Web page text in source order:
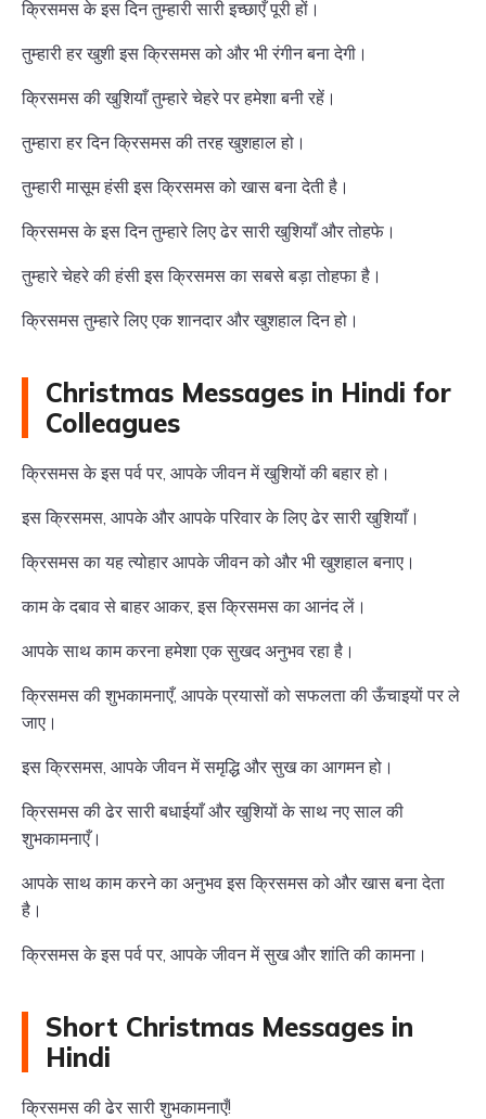
क्रिसमस के इस दिन तुम्हारी सारी इच्छाएँ पूरी हों।
तुम्हारी हर खुशी इस क्रिसमस को और भी रंगीन बना देगी।
क्रिसमस की खुशियाँ तुम्हारे चेहरे पर हमेशा बनी रहें।
तुम्हारा हर दिन क्रिसमस की तरह खुशहाल हो।
तुम्हारी मासूम हंसी इस क्रिसमस को खास बना देती है।
क्रिसमस के इस दिन तुम्हारे लिए ढेर सारी खुशियाँ और तोहफे।
तुम्हारे चेहरे की हंसी इस क्रिसमस का सबसे बड़ा तोहफा है।
क्रिसमस तुम्हारे लिए एक शानदार और खुशहाल दिन हो।
Christmas Messages in Hindi for
Colleagues
क्रिसमस के इस पर्व पर, आपके जीवन में खुशियों की बहार हो।
इस क्रिसमस, आपके और आपके परिवार के लिए ढेर सारी खुशियाँ।
क्रिसमस का यह त्योहार आपके जीवन को और भी खुशहाल बनाए।
काम के दबाव से बाहर आकर, इस क्रिसमस का आनंद लें।
आपके साथ काम करना हमेशा एक सुखद अनुभव रहा है।
क्रिसमस की शुभकामनाएँ, आपके प्रयासों को सफलता की ऊँचाइयों पर ले
जाए।
इस क्रिसमस, आपके जीवन में समृद्धि और सुख का आगमन हो।
क्रिसमस की ढेर सारी बधाईयाँ और खुशियों के साथ नए साल की
शुभकामनाएँ।
आपके साथ काम करने का अनुभव इस क्रिसमस को और खास बना देता
है।
क्रिसमस के इस पर्व पर, आपके जीवन में सुख और शांति की कामना।
Short Christmas Messages in
Hindi
क्रिसमस की ढेर सारी शुभकामनाएँ!